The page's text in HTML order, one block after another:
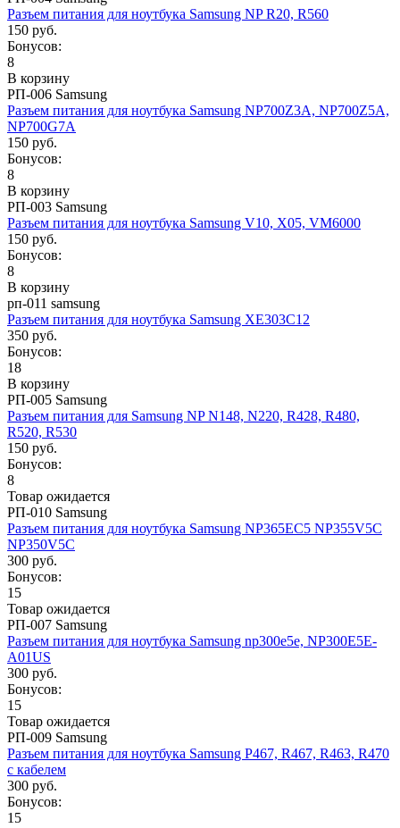
Разъем питания для ноутбука Samsung NP R20, R560
150 руб.
Бонусов:
8
В корзину
РП-006 Samsung
Разъем питания для ноутбука Samsung NP700Z3A, NP700Z5A,
NP700G7A
150 руб.
Бонусов:
8
В корзину
РП-003 Samsung
Разъем питания для ноутбука Samsung V10, X05, VM6000
150 руб.
Бонусов:
8
В корзину
рп-011 samsung
Разъем питания для ноутбука Samsung XE303C12
350 руб.
Бонусов:
18
В корзину
РП-005 Samsung
Разъем питания для Samsung NP N148, N220, R428, R480,
R520, R530
150 руб.
Бонусов:
8
Товар ожидается
РП-010 Samsung
Разъем питания для ноутбука Samsung NP365EC5 NP355V5C
NP350V5C
300 руб.
Бонусов:
15
Товар ожидается
РП-007 Samsung
Разъем питания для ноутбука Samsung np300e5e, NP300E5E-
A01US
300 руб.
Бонусов:
15
Товар ожидается
РП-009 Samsung
Разъем питания для ноутбука Samsung P467, R467, R463, R470
с кабелем
300 руб.
Бонусов:
15